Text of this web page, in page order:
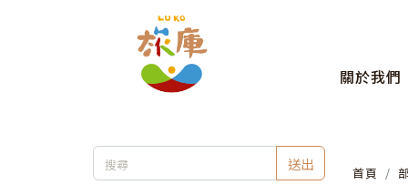
關於我們
送出 首頁